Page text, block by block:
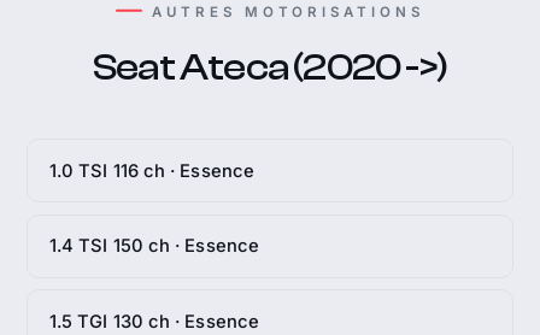
AUTRES MOTORISATIONS
Seat Ateca (2020 ->)
1.0 TSI 116 ch · Essence
1.4 TSI 150 ch · Essence
1.5 TGI 130 ch · Essence